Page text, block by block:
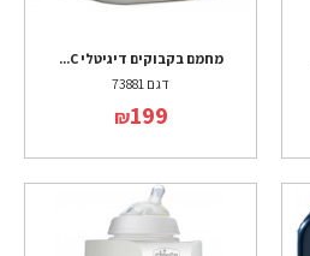
מחמם בקבוקים דיגיטלי C...
דגם 73881
₪199